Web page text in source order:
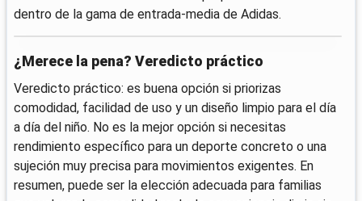
dentro de la gama de entrada-media de Adidas.
¿Merece la pena? Veredicto práctico
Veredicto práctico: es buena opción si priorizas
comodidad, facilidad de uso y un diseño limpio para el día
a día del niño. No es la mejor opción si necesitas
rendimiento específico para un deporte concreto o una
sujeción muy precisa para movimientos exigentes. En
resumen, puede ser la elección adecuada para familias